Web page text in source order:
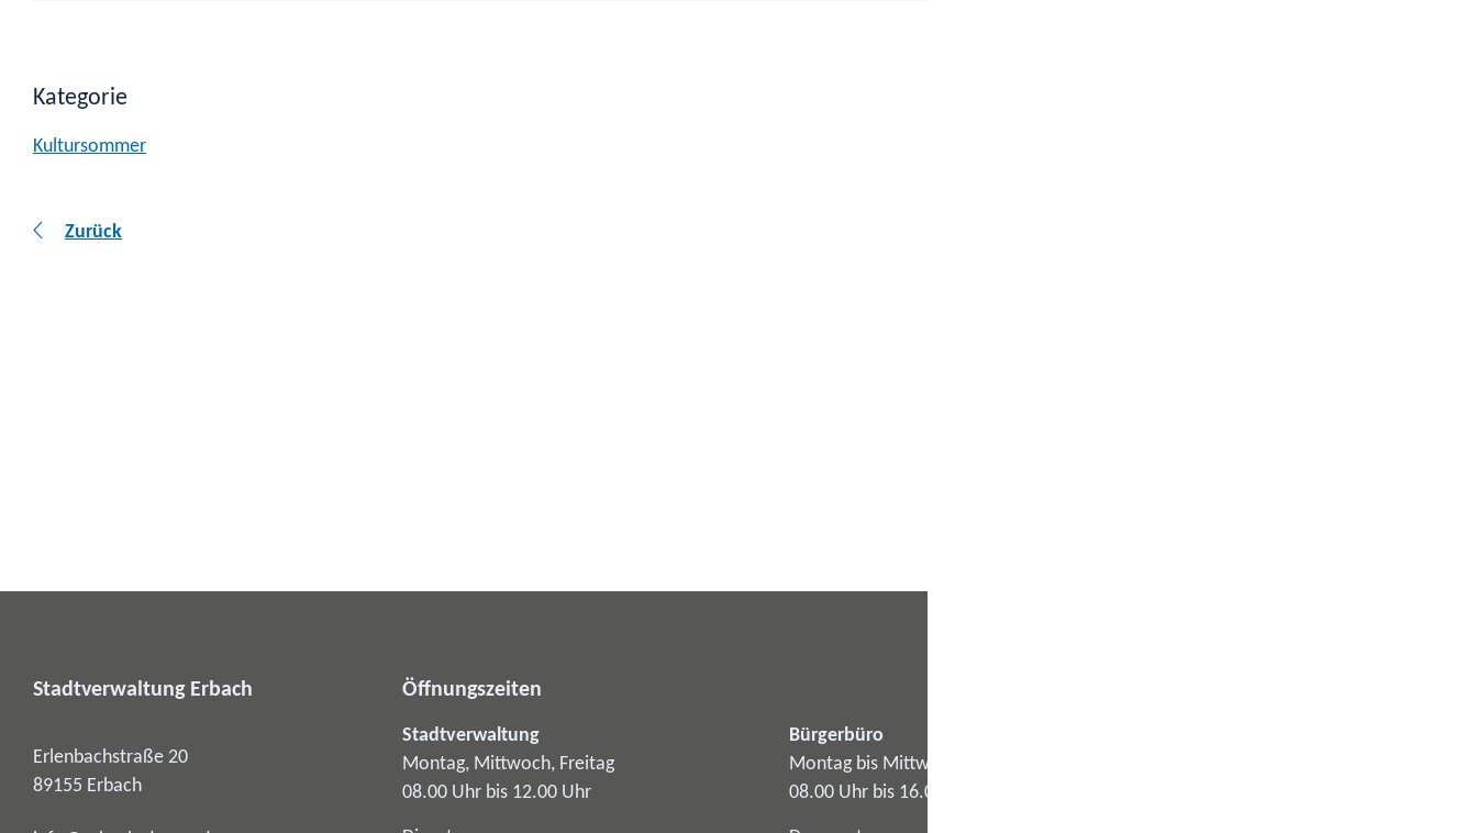
Kategorie
Kultursommer
Zurück
Stadtverwaltung Erbach
Erlenbachstraße 20
89155 Erbach
Öffnungszeiten
Stadtverwaltung
Montag, Mittwoch, Freitag
08.00 Uhr bis 12.00 Uhr
Bürgerbüro
Montag bis Mittwoch
08.00 Uhr bis 16.00 Uhr